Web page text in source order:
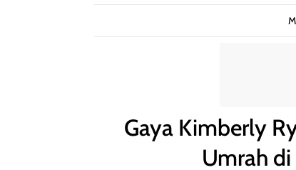
Gaya Kimberly
Umrah